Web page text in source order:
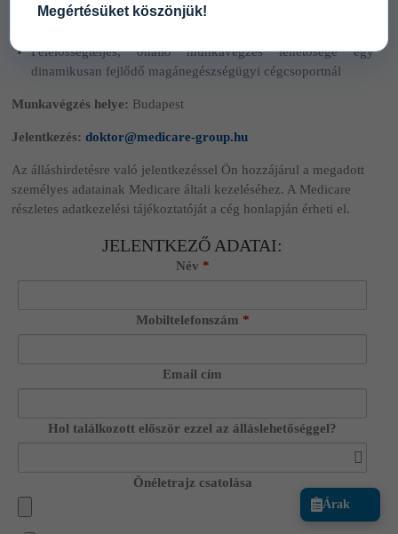
Modern, korszerű felszereltség
Felelősségteljes, önálló munkavégzés lehetősége egy
dinamikusan fejlődő magánegészségügyi cégcsoportnál
Munkavégzés helye: Budapest
Jelentkezés: doktor@medicare-group.hu
Az álláshirdetésre való jelentkezéssel Ön hozzájárul a megadott
személyes adatainak Medicare általi kezeléséhez. A Medicare
részletes adatkezelési tájékoztatóját a cég honlapján érheti el.
JELENTKEZŐ ADATAI:
Név *
Mobiltelefonszám *
Email cím
Hol találkozott először ezzel az álláslehetőséggel?
Önéletrajz csatolása
Árak
Megértésüket köszönjük!